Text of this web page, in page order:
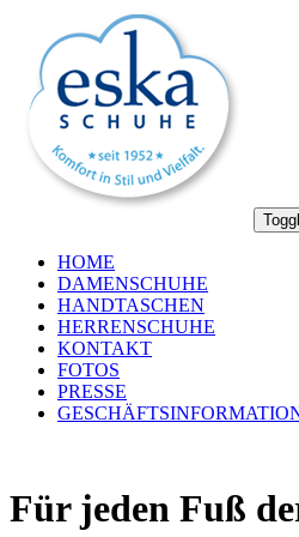
HOME
DAMENSCHUHE
HANDTASCHEN
HERRENSCHUHE
KONTAKT
FOTOS
PRESSE
Für jeden Fuß